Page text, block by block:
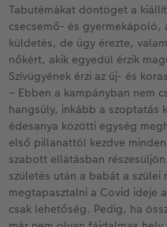
Tabutémákat döntöget a
csecsemő- és
küldetés, de úgy érezte,
nőkért, akik egyedül érzik
Szívügyének érzi az új- és
– Ebben a kampányban nem
hangsúly, inkább a szoptatás
édesanya közötti egység
első pillanattól kezdve
szabott ellátásban
születés után a babát a szülei
megtapasztalni a Covid
csak lehetőség. Pedig, ha